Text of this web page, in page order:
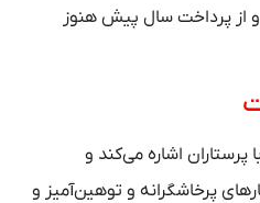
و از پرداخت سال پیش هنوز
اشاره می‌کند و
پرخاشگرانه و توهین‌آمیز و